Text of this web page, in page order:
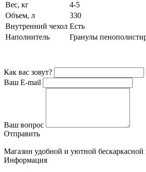
Вес, кг
4-5
Объем, л
330
Внутренний чехол Есть
Наполнитель
Гранулы
Как вас зовут?
Ваш E-mail
Ваш вопрос
Отправить
Магазин удобной и уютной бескаркасной
Информация